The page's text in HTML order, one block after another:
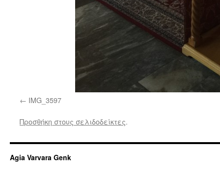
IMG_3597
Προσθήκη στους σελιδοδείκτες.
Agia Varvara Genk